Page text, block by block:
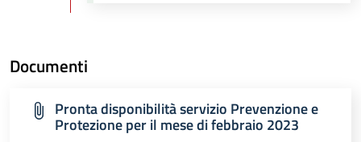
Documenti
Pronta disponibilità servizio Prevenzione e
Protezione per il mese di febbraio 2023